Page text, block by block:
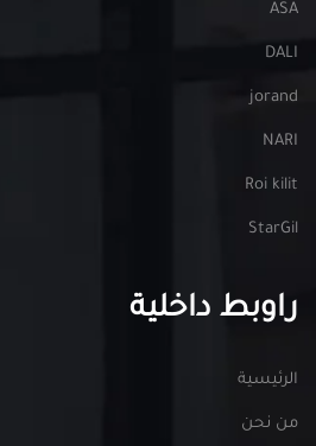
ASA
DALI
jorand
NARI
Roi kilit
StarGil
راوبط داخلية
الرئيسية
من نحن